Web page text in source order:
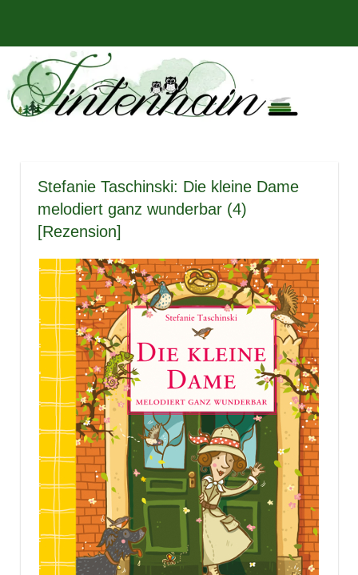
springen
Tintenhain
–
Der
Rezensionen
und
mehr
Stefanie Taschinski: Die kleine Dame
melodiert ganz wunderbar (4)
[Rezension]